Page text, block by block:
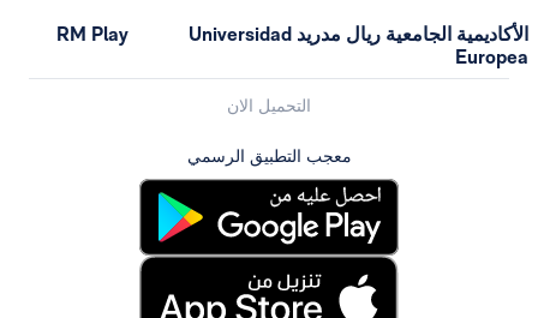
الأكاديمية الجامعية ريال مدريد Universidad
Europea
RM Play
التحميل الان
معجب التطبيق الرسمي